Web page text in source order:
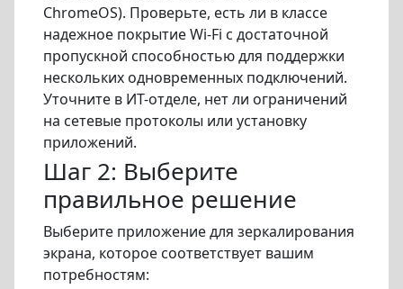
ChromeOS). Проверьте, есть ли в классе
надежное покрытие Wi-Fi с достаточной
пропускной способностью для поддержки
нескольких одновременных подключений.
Уточните в ИТ-отделе, нет ли ограничений
на сетевые протоколы или установку
приложений.
Шаг 2: Выберите
правильное решение
Выберите приложение для зеркалирования
экрана, которое соответствует вашим
потребностям: